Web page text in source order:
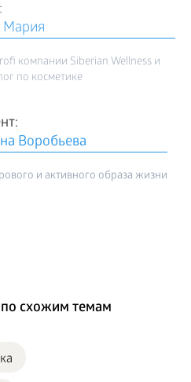
Мария
компании Siberian Wellness и
по косметике
Воробьева
и активного образа жизни
по схожим темам